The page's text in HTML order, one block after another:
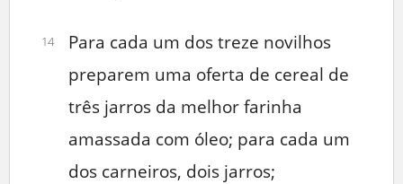
14
Para cada um dos treze novilhos
preparem uma oferta de cereal de
três jarros da melhor farinha
amassada com óleo; para cada um
dos carneiros, dois jarros;